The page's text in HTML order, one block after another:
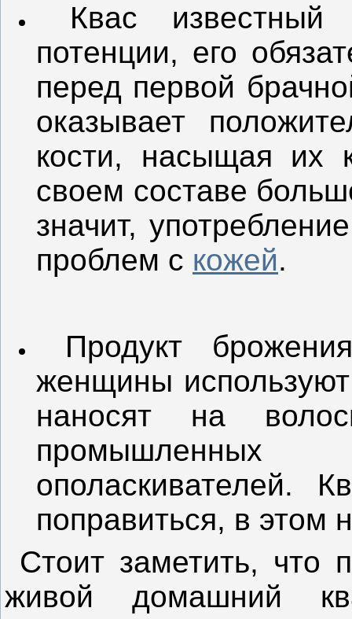
Квас известный
потенции, его
перед первой
оказывает
кости, насыщая их
своем составе
значит,
проблем с кожей.
Продукт
женщины
наносят на
ополаскивателей.
поправиться, в этом
Стоит заметить, что
живой домашний